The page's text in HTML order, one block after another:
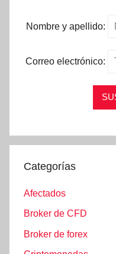
Nombre y apellido:
Correo electrónico:
Categorías
Afectados
Broker de CFD
Broker de forex